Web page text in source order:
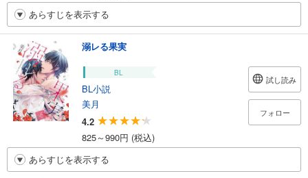
あらすじを表示する
溺レる果実
BL
BL小説
美月
4.2
825～990円 (税込)
試し読み
フォロー
あらすじを表示する